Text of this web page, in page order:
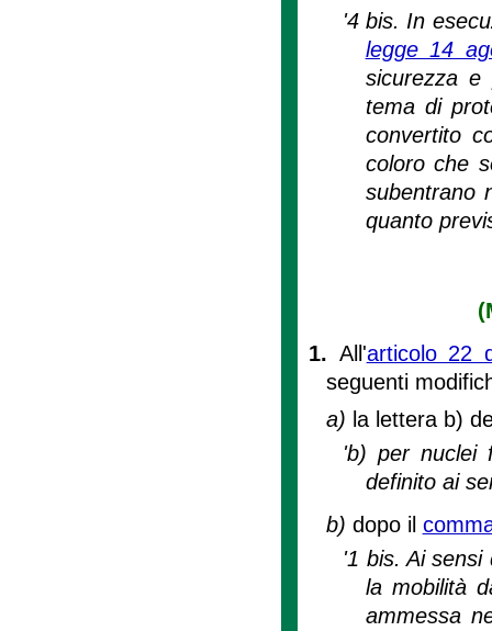
'4 bis. In
legge 14
sicurezza
tema di
convertito
coloro che
subentrano
quanto
1. All'articolo 22
seguenti
a) la lettera b)
'b) per nuclei
definito ai
b) dopo il
'1 bis. Ai sensi
la mobilità
ammessa